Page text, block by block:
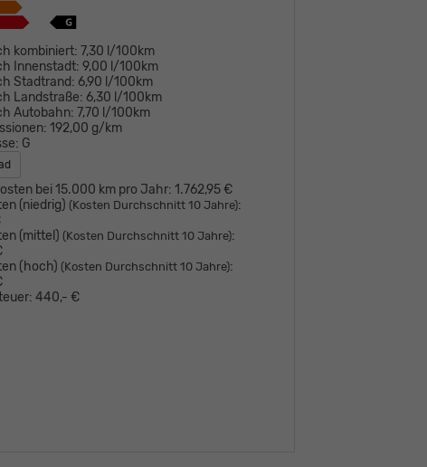
kombiniert: 7,30 l/100km
Innenstadt: 9,00 l/100km
Stadtrand: 6,90 l/100km
Landstraße: 6,30 l/100km
Autobahn: 7,70 l/100km
192,00 g/km
G
bei 15.000 km pro Jahr: 1.762,95 €
(niedrig) (Kosten Durchschnitt 10 Jahre):
(mittel) (Kosten Durchschnitt 10 Jahre):
(hoch) (Kosten Durchschnitt 10 Jahre):
440,- €